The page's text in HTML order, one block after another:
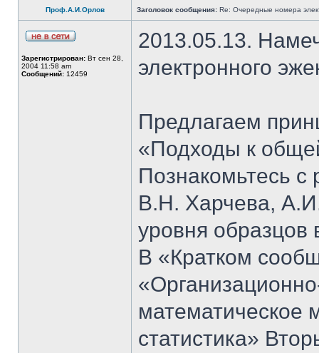
Проф.А.И.Орлов Заголовок сообщения: Re: Очередные номера
Зарегистрирован: Вт сен 28,
2004 11:58 am
Сообщений: 12459
2013.05.13.
электронного
Предлагаем
«Подходы к
Познакомьтесь
В.Н. Харчева,
уровня образцов
В «Кратком
математическое
статистика»